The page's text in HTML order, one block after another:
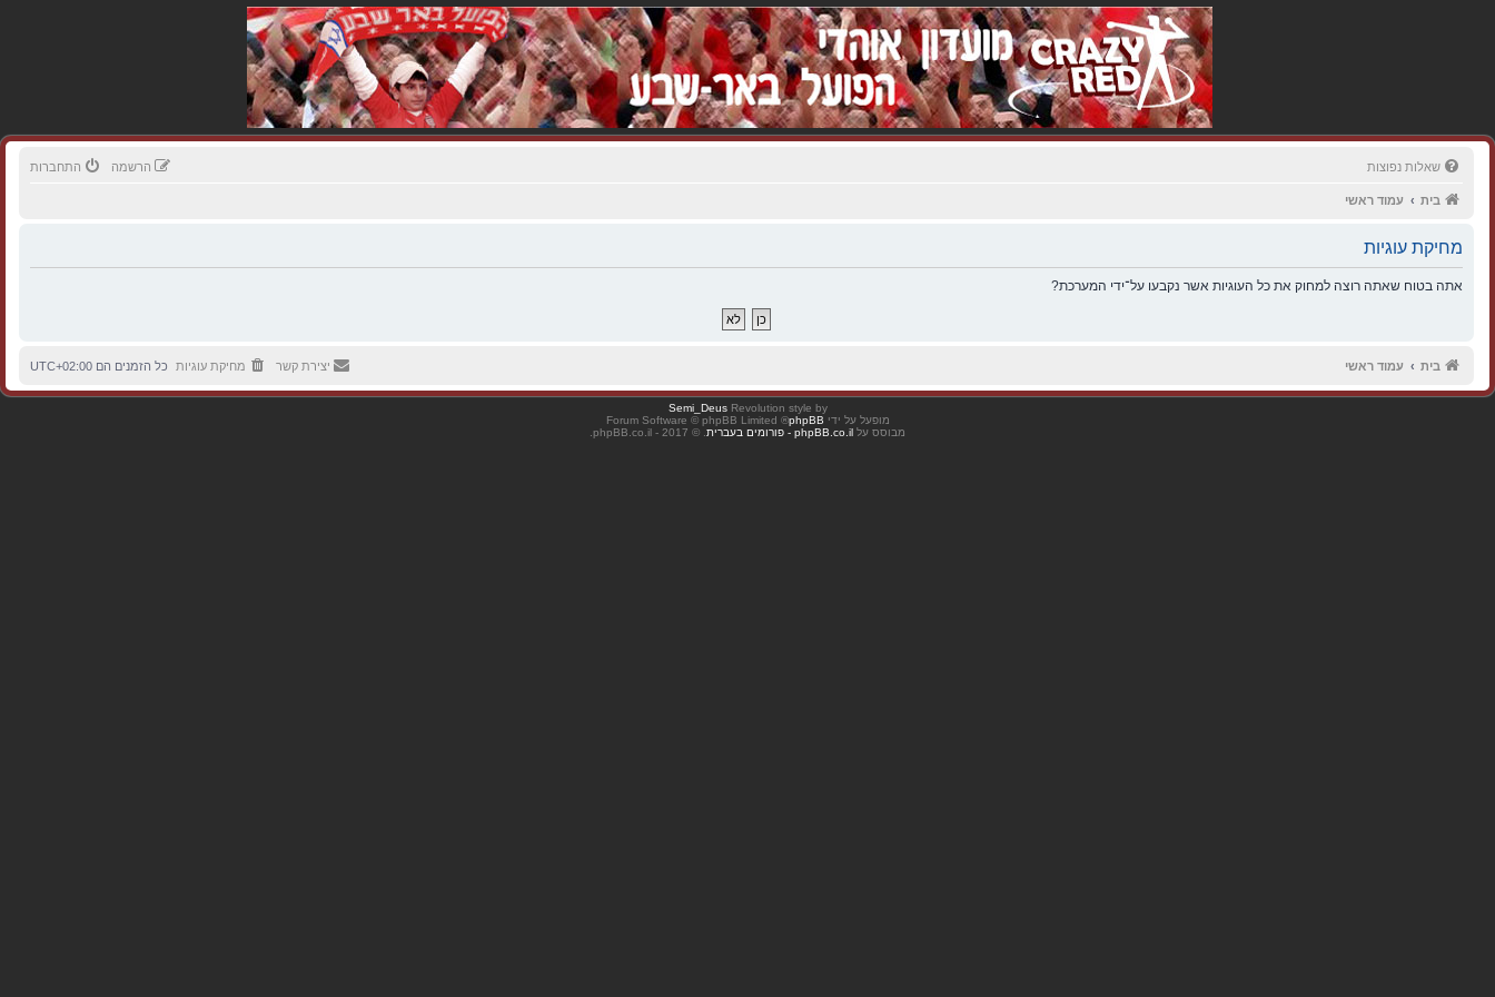
שאלות נפוצות התחברות הרשמה
בית עמוד ראשי
מחיקת עוגיות
אתה בטוח שאתה רוצה למחוק את כל העוגיות אשר נקבעו על־ידי המערכת?
בית עמוד ראשי כל הזמנים הם UTC+02:00 מחיקת עוגיות יצירת קשר
Revolution style by
Semi_Deus
מופעל על ידי phpBB
® Forum Software © phpBB Limited
מבוסס על phpBB.co.il - פורומים בעברית . © 2017 - phpBB.co.il.